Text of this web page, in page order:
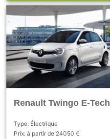
Renault Twingo E-Tech
Type: Électrique
Prix: à partir de 24050 €